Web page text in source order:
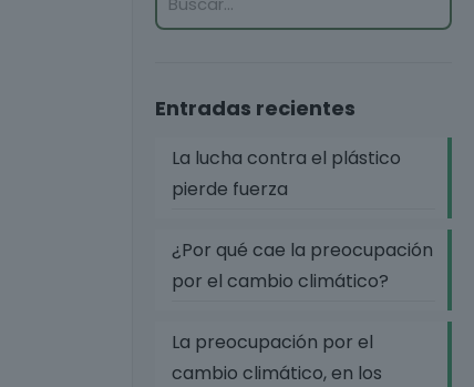
Entradas recientes
La lucha contra el plástico
pierde fuerza
¿Por qué cae la preocupación
por el cambio climático?
La preocupación por el
cambio climático, en los